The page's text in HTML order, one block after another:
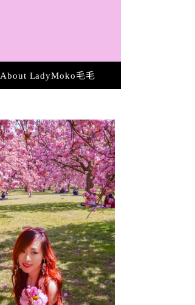
About LadyMoko毛毛